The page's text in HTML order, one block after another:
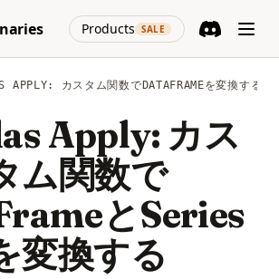
Products SALE
(opens in a
APPLY: カスタム関数でDATAFRAMEを変換する
Apply: カス
ム関数で
とSeries
変換する